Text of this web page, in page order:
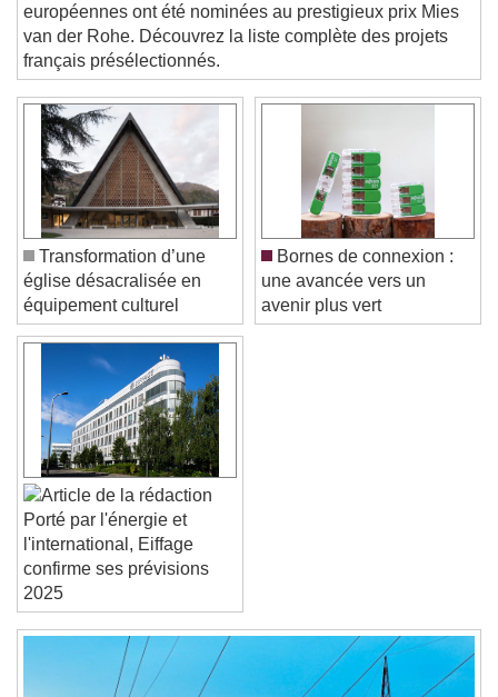
Text
Color Opacity
Text Background
Color
Caption Area Background
Color Opacity
Font Size
Text Edge Style
Font Family
Reset
Done
Close Modal Dialog
End of dialog window.
européennes ont été nominées au prestigieux prix Mies
van der Rohe. Découvrez la liste complète des projets
français présélectionnés.
Transformation d’une
église désacralisée en
équipement culturel
Bornes de connexion :
une avancée vers un
avenir plus vert
Porté par l'énergie et
l'international, Eiffage
confirme ses prévisions
2025